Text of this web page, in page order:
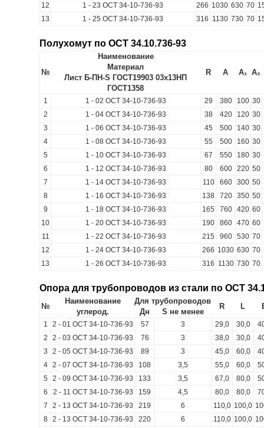
12
1 - 23 ОСТ 34-10-736-93 266 1030 630 70
13
1 - 25 ОСТ 34-10-736-93 316 1130 730 70
Полухомут по ОСТ 34.10.736-93
№
Наименование
R
A A₁ A₂
Материал
Лист Б-ПН-S ГОСТ19903 03х13НП
ГОСТ1358
1 1 - 02 ОСТ 34-10-736-93 29 380 100 30
2
1 - 04 ОСТ 34-10-736-93 38 420 120 30
3
1 - 06 ОСТ 34-10-736-93 45 500 140 30
4
1 - 08 ОСТ 34-10-736-93 55 500 160 30
5
1 - 10 ОСТ 34-10-736-93 67 550 180 30
6
1 - 12 ОСТ 34-10-736-93 80 600 220 50
7
1 - 14 ОСТ 34-10-736-93 110 660 300 50
8
1 - 16 ОСТ 34-10-736-93 138 720 350 50
9
1 - 18 ОСТ 34-10-736-93 165 760 420 60
10
1 - 20 ОСТ 34-10-736-93 190 860 470 60
11
1 - 22 ОСТ 34-10-736-93 215 960 530 70
12
1 - 24 ОСТ 34-10-736-93 266 1030 630 70
13
1 - 26 ОСТ 34-10-736-93 316 1130 730 70
Опора для трубопроводов из стали по ОСТ
№
Наименование Для трубопроводов
R L
углерод. Дн S не менее
1 2 - 01 ОСТ 34-10-736-93 57 3 29,0 30,0
2
2 - 03 ОСТ 34-10-736-93 76 3 38,0 30,0
3
2 - 05 ОСТ 34-10-736-93 89 3 45,0 60,0
4
2 - 07 ОСТ 34-10-736-93 108 3,5 55,0 60,0
5
2 - 09 ОСТ 34-10-736-93 133 3,5 67,0 80,0
6
2 - 11 ОСТ 34-10-736-93 159 4,5 80,0 80,0
7
2 - 13 ОСТ 34-10-736-93 219 6 110,0 100,0
8
2 - 13 ОСТ 34-10-736-93 220 6 110,0 100,0